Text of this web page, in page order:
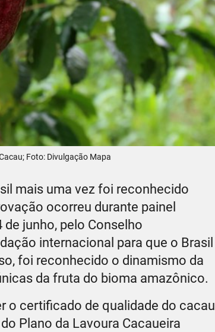
Foto: Divulgação Mapa
mais uma vez foi reconhecido
ocorreu durante painel
junho, pelo Conselho
internacional para que o Brasil
foi reconhecido o dinamismo da
da fruta do bioma amazônico.
o certificado de qualidade do cacau
Plano da Lavoura Cacaueira